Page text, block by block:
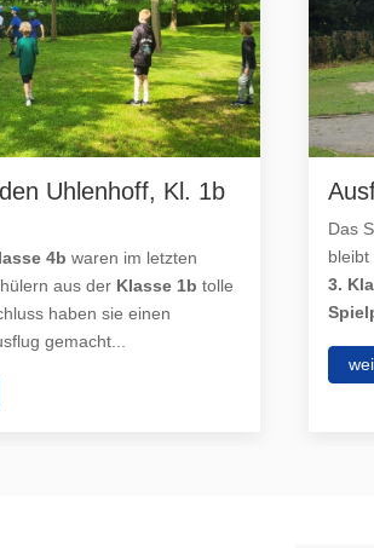
Uhlenhoff, Kl. 1b
4bwaren im letzten
aus der Klasse 1btolle
haben sie einen
gemacht...
Das
bleibt
3.